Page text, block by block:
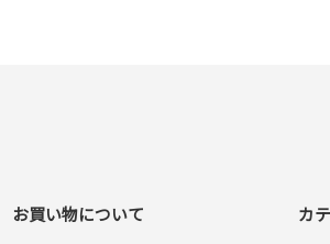
※ログインには、会員登録時に入力したメー
第5条（個⼈情報）
お買い物について カ